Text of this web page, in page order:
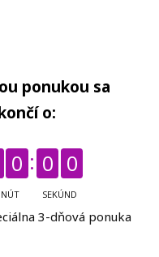
ponukou sa
o:
0 0 0
SEKÚND
3-dňová ponuka